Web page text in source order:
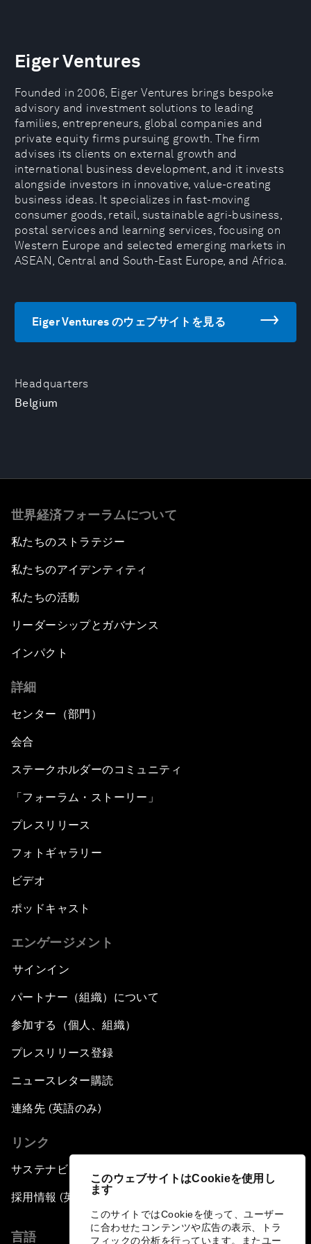
このウェブサイトはCookieを使用し
ます
このサイトではCookieを使って、ユーザー
に合わせたコンテンツや広告の表示、トラ
フィックの分析を行っています。またユー
Headquarters
Belgium
Eiger Ventures
Founded in 2006, Eiger Ventures brings bespoke
advisory and investment solutions to leading
families, entrepreneurs, global companies and
private equity firms pursuing growth. The firm
advises its clients on external growth and
international business development, and it invests
alongside investors in innovative, value-creating
business ideas. It specializes in fast-moving
consumer goods, retail, sustainable agri-business,
postal services and learning services, focusing on
Western Europe and selected emerging markets in
ASEAN, Central and South-East Europe, and Africa.
Eiger Ventures のウェブサイトを見る
世界経済フォーラムについて
私たちのストラテジー
私たちのアイデンティティ
私たちの活動
リーダーシップとガバナンス
インパクト
詳細
センター（部門）
会合
ステークホルダーのコミュニティ
「フォーラム・ストーリー」
プレスリリース
フォトギャラリー
ビデオ
ポッドキャスト
エンゲージメント
サインイン
パートナー（組織）について
参加する（個人、組織）
プレスリリース登録
ニュースレター購読
連絡先 (英語のみ)
リンク
サステナビリティへの取り組み
採用情報 (英語のみ)
言語